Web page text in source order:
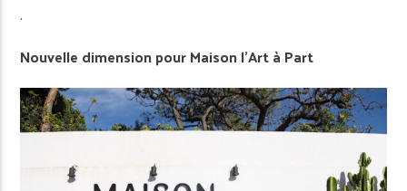
.
Nouvelle dimension pour Maison l’Art à Part